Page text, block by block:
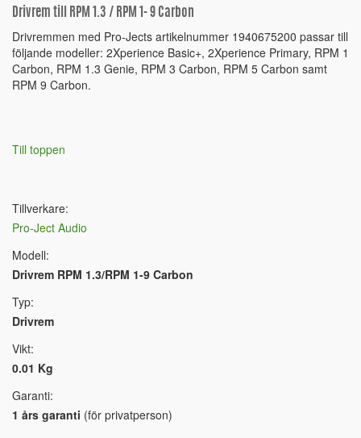
Drivrem till RPM 1.3 / RPM 1- 9 Carbon
Drivremmen med Pro-Jects artikelnummer 1940675200 passar till
följande modeller: 2Xperience Basic+, 2Xperience Primary, RPM 1
Carbon, RPM 1.3 Genie, RPM 3 Carbon, RPM 5 Carbon samt
RPM 9 Carbon.
Till toppen
Tillverkare:
Pro-Ject Audio
Modell:
Drivrem RPM 1.3/RPM 1-9 Carbon
Typ:
Drivrem
Vikt:
0.01 Kg
Garanti:
1 års garanti (för privatperson)